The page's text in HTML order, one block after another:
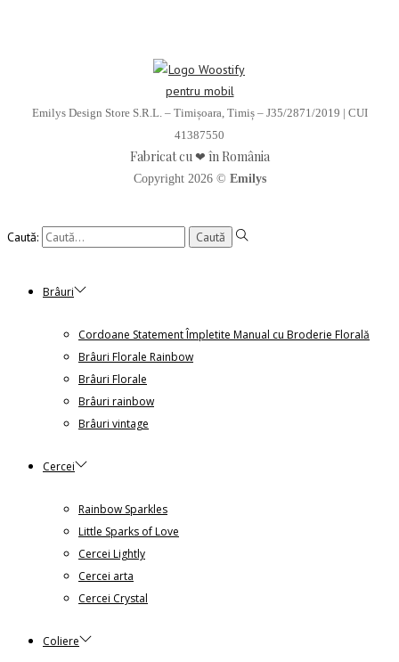
Emilys Design Store S.R.L. – Timișoara, Timiș – J35/2871/2019 | CUI
41387550
Fabricat cu ❤ în România
Copyright 2026 © Emilys
Caută:
Brâuri
Cordoane Statement Împletite Manual cu Broderie Florală
Brâuri Florale Rainbow
Brâuri Florale
Brâuri rainbow
Brâuri vintage
Cercei
Rainbow Sparkles
Little Sparks of Love
Cercei Lightly
Cercei arta
Cercei Crystal
Coliere